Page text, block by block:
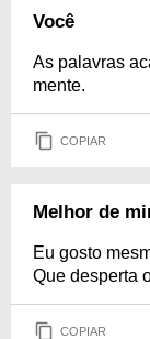
Você
As palavras
mente.
COPIAR
Melhor de
Eu gosto
Que desperta
COPIAR